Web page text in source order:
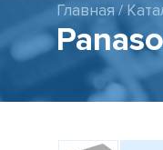
Главная /